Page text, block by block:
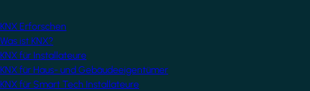
KNX Erforschen
Was ist KNX?
KNX für Installateure
KNX für Haus- und Gebäudeeigentümer
KNX für Smart Tech Installateure